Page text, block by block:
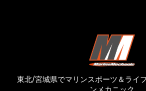
東北/宮城県でマリンスポーツ＆ライ